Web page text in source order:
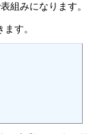
組みになります。
す。